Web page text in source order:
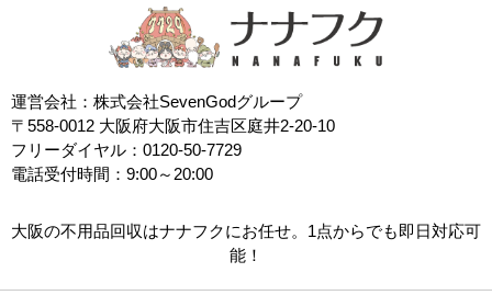
運営会社：株式会社SevenGodグループ
〒558-0012 大阪府大阪市住吉区庭井2-20-10
フリーダイヤル：0120-50-7729
電話受付時間：9:00～20:00
大阪の不用品回収はナナフクにお任せ。1点からでも即日対応可
能！